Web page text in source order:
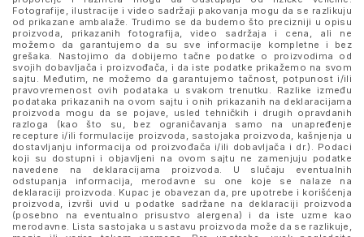
Fotografije, ilustracije i video sadržaji pakovanja mogu da se razlikuju
od prikazane ambalaže. Trudimo se da budemo što precizniji u opisu
proizvoda, prikazanih fotografija, video sadržaja i cena, ali ne
možemo da garantujemo da su sve informacije kompletne i bez
grešaka. Nastojimo da dobijemo tačne podatke o proizvodima od
svojih dobavljača i proizvođača, i da iste podatke prikažemo na svom
sajtu. Međutim, ne možemo da garantujemo tačnost, potpunost i/ili
pravovremenost ovih podataka u svakom trenutku. Razlike između
podataka prikazanih na ovom sajtu i onih prikazanih na deklaracijama
proizvoda mogu da se pojave, usled tehničkih i drugih opravdanih
razloga (kao što su, bez ograničavanja samo na unapređenje
recepture i/ili formulacije proizvoda, sastojaka proizvoda, kašnjenja u
dostavljanju informacija od proizvođača i/ili dobavljača i dr.). Podaci
koji su dostupni i objavljeni na ovom sajtu ne zamenjuju podatke
navedene na deklaracijama proizvoda. U slučaju eventualnih
odstupanja informacija, merodavne su one koje se nalaze na
deklaraciji proizvoda. Kupac je obavezan da, pre upotrebe i korišćenja
proizvoda, izvrši uvid u podatke sadržane na deklaraciji proizvoda
(posebno na eventualno prisustvo alergena) i da iste uzme kao
merodavne. Lista sastojaka u sastavu proizvoda može da se razlikuje,